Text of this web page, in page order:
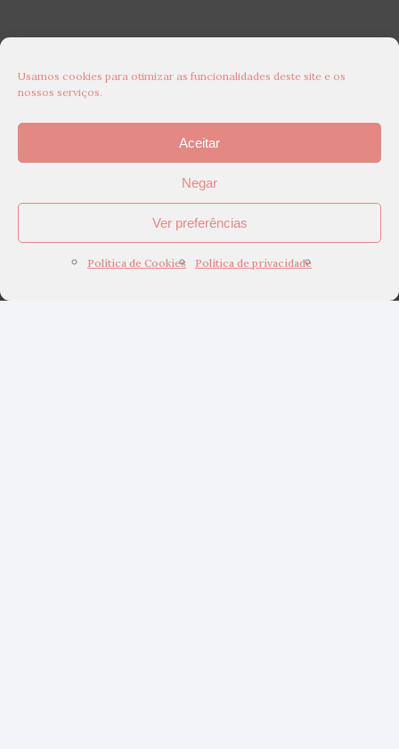
Usamos cookies para otimizar as funcionalidades deste site e os
nossos serviços.
Aceitar
Negar
Ver preferências
Política de Cookies Política de privacidade